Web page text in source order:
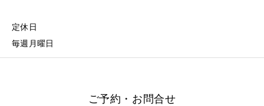
定休日
毎週月曜日
ご予約・お問合せ